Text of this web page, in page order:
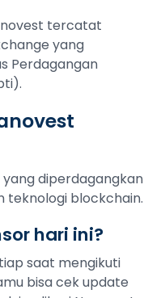
tercatat
yang
Perdagangan
diperdagangkan
teknologi blockchain.
hari ini?
saat mengikuti
bisa cek update